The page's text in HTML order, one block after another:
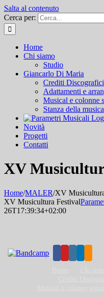
Salta al contenuto
Cerca per:
Home
Chi siamo
Studio
Giancarlo Di Maria
Crediti Discografici
Adattamenti e
Musical e colonne
Stanza della musica
Novità
Progetti
Contatti
XV
Home/MALER/XV
XV Musicultura Festival
26T17:39:34+02:00